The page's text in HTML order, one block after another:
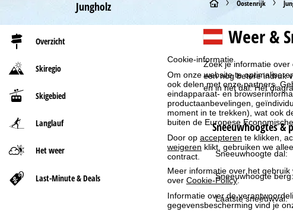
Cookie-informatie
Om onze website te
ook delen met onze partners.
eindapparaat- en
productaanbevelingen,
moment in te trekken), wat ook
buiten de Europese
Door op accepteren te klikken,
weigeren klikt, gebruiken we
contract.
Meer informatie over het
over Cookie-Policy.
Informatie over de
gegevensbescherming vind je
Jungholz
Overzicht
Skiregio
Skigebied
Langlauf
Het weer
Last-Minute & Deals
S
t
r
t
p
a
g
i
Oostenrijk
Weer &
Zoek je informatie
een nog betere indruk
en in het dal. Het
Sneeuwhoogtes &
Sneeuwhoogte dal:
Sneeuwhoogte berg:
Laatste sneeuwval: